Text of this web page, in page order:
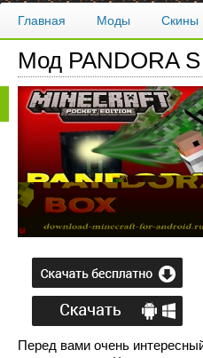
Главная Моды Скины
Мод PANDORA
Перед вами очень